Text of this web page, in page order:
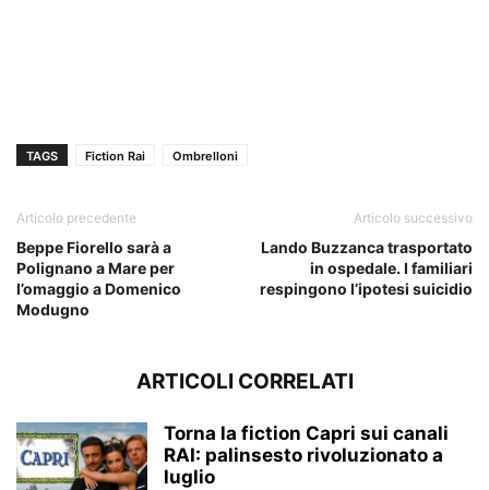
TAGS Fiction Rai Ombrelloni
Articolo precedente
Beppe Fiorello sarà a
Polignano a Mare per
l’omaggio a Domenico
Modugno
Articolo successivo
Lando Buzzanca trasportato
in ospedale. I familiari
respingono l’ipotesi suicidio
ARTICOLI CORRELATI
Torna la fiction Capri sui canali
RAI: palinsesto rivoluzionato a
luglio